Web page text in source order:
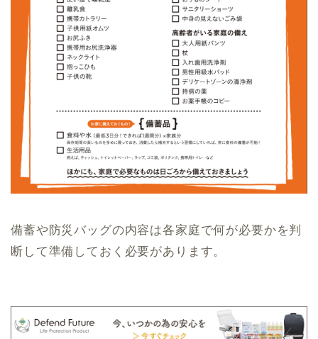
備蓄や防災バッグの内容は各家庭で何が必要かを判
断して準備しておく必要があります。